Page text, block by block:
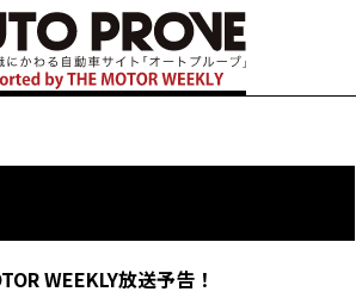
WEEKLY放送予告！